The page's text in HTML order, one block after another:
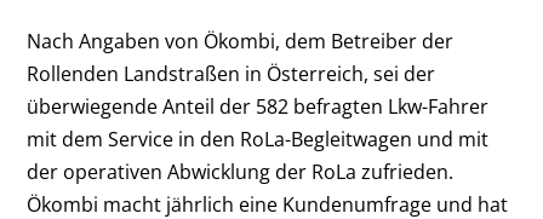
Nach Angaben von Ökombi, dem Betreiber der
Rollenden Landstraßen in Österreich, sei der
überwiegende Anteil der 582 befragten Lkw-Fahrer
mit dem Service in den RoLa-Begleitwagen und mit
der operativen Abwicklung der RoLa zufrieden.
Ökombi macht jährlich eine Kundenumfrage und hat